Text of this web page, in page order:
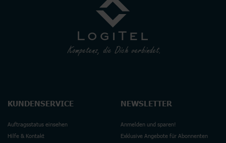
KUNDENSERVICE
Auftragsstatus einsehen
Hilfe & Kontakt
NEWSLETTER
Anmelden und sparen!
Exklusive Angebote für Abonnenten